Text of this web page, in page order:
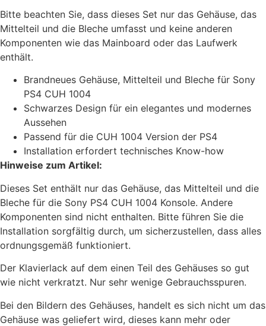
Bitte beachten Sie, dass dieses Set nur das Gehäuse, das
Mittelteil und die Bleche umfasst und keine anderen
Komponenten wie das Mainboard oder das Laufwerk
enthält.
Brandneues Gehäuse, Mittelteil und Bleche für Sony
PS4 CUH 1004
Schwarzes Design für ein elegantes und modernes
Aussehen
Passend für die CUH 1004 Version der PS4
Installation erfordert technisches Know-how
Hinweise zum Artikel:
Dieses Set enthält nur das Gehäuse, das Mittelteil und die
Bleche für die Sony PS4 CUH 1004 Konsole. Andere
Komponenten sind nicht enthalten. Bitte führen Sie die
Installation sorgfältig durch, um sicherzustellen, dass alles
ordnungsgemäß funktioniert.
Der Klavierlack auf dem einen Teil des Gehäuses so gut
wie nicht verkratzt. Nur sehr wenige Gebrauchsspuren.
Bei den Bildern des Gehäuses, handelt es sich nicht um das
Gehäuse was geliefert wird, dieses kann mehr oder